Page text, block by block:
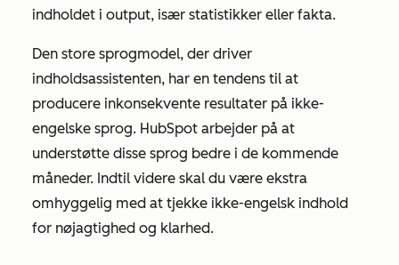
indholdet i output, især statistikker eller fakta.
Den store sprogmodel, der driver
indholdsassistenten, har en tendens til at
producere inkonsekvente resultater på ikke-
engelske sprog. HubSpot arbejder på at
understøtte disse sprog bedre i de kommende
måneder. Indtil videre skal du være ekstra
omhyggelig med at tjekke ikke-engelsk indhold
for nøjagtighed og klarhed.